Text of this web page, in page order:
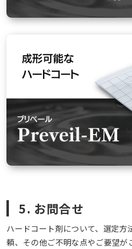
5. お問合せ
ハードコート剤について、選定方
頼、その他ご不明な点やご要望が